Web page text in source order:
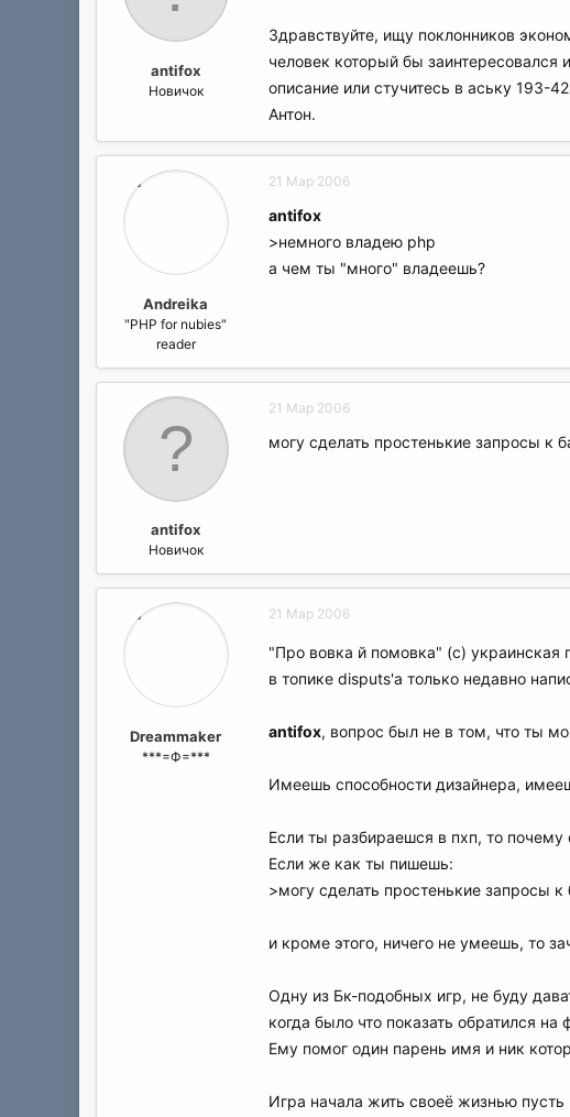
antifox
Новичок
Здравствуйте, ищу поклонников
человек который бы
описание или стучитесь в аську 193-
Антон.
Andreika
"PHP for nubies"
reader
21 Мар 2006
antifox
>немного владею php
а чем ты "много" владеешь?
antifox
Новичок
21 Мар 2006
могу сделать простенькие запросы
Dreammaker
***=Ф=***
21 Мар 2006
"Про вовка й помовка" (с) украинская
в топике disputs'a только недавно
antifox, вопрос был не в том, что ты
Имеешь способности дизайнера,
Если ты разбираешся в пхп, то
Если же как ты пишешь:
>могу сделать простенькие запросы
и кроме этого, ничего не умеешь, то
Одну из Бк-подобных игр, не буду
когда было что показать обратился
Ему помог один парень имя и ник
Игра начала жить своеё жизнью